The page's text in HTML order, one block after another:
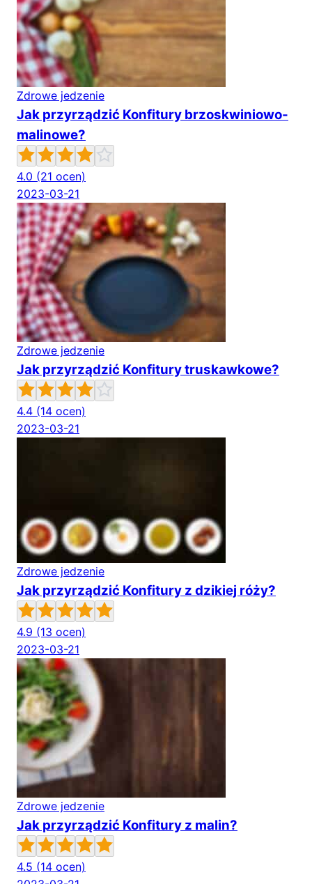
Zdrowe jedzenie
Jak przyrządzić Konfitury brzoskwiniowo-
malinowe?
4.0 (21 ocen)
2023-03-21
Zdrowe jedzenie
Jak przyrządzić Konfitury truskawkowe?
4.4 (14 ocen)
2023-03-21
Zdrowe jedzenie
Jak przyrządzić Konfitury z dzikiej róży?
4.9 (13 ocen)
2023-03-21
Zdrowe jedzenie
Jak przyrządzić Konfitury z malin?
4.5 (14 ocen)